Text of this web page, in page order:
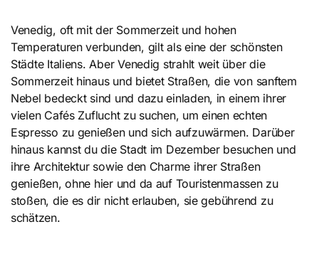
Venedig, oft mit der Sommerzeit und hohen
Temperaturen verbunden, gilt als eine der schönsten
Städte Italiens. Aber Venedig strahlt weit über die
Sommerzeit hinaus und bietet Straßen, die von sanftem
Nebel bedeckt sind und dazu einladen, in einem ihrer
vielen Cafés Zuflucht zu suchen, um einen echten
Espresso zu genießen und sich aufzuwärmen. Darüber
hinaus kannst du die Stadt im Dezember besuchen und
ihre Architektur sowie den Charme ihrer Straßen
genießen, ohne hier und da auf Touristenmassen zu
stoßen, die es dir nicht erlauben, sie gebührend zu
schätzen.